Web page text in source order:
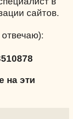
сайтов.
на эти